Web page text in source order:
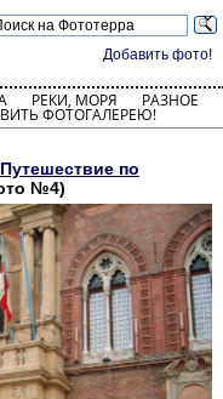
Добавить фото!
РЕКИ, МОРЯ РАЗНОЕ
ФОТОГАЛЕРЕЮ!
Путешествие по
№4)